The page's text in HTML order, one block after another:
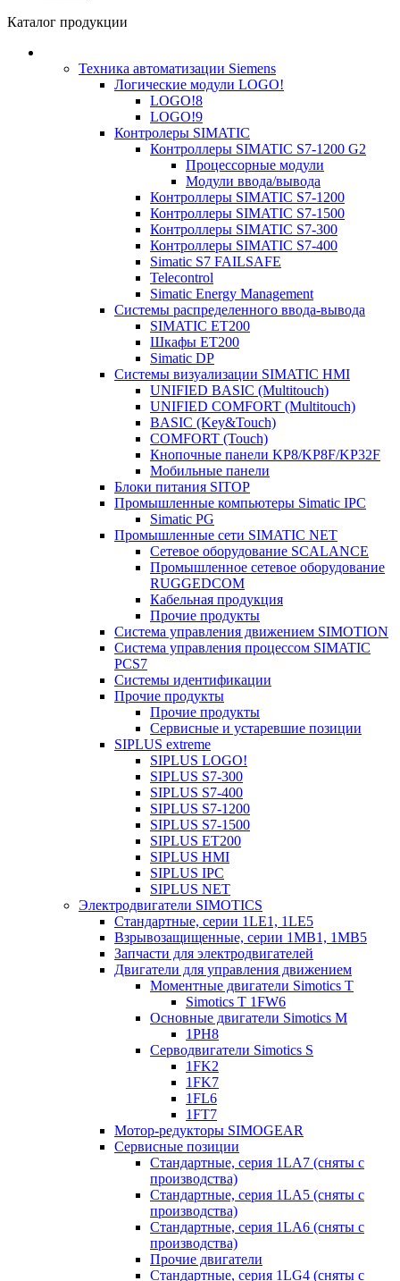
Каталог продукции
Техника автоматизации Siemens
Логические модули LOGO!
LOGO!8
LOGO!9
Контролеры SIMATIC
Контроллеры SIMATIC S7-1200 G2
Процессорные модули
Модули ввода/вывода
Контроллеры SIMATIC S7-1200
Контроллеры SIMATIC S7-1500
Контроллеры SIMATIC S7-300
Контроллеры SIMATIC S7-400
Simatic S7 FAILSAFE
Telecontrol
Simatic Energy Management
Системы распределенного ввода-вывода
SIMATIC ET200
Шкафы ET200
Simatic DP
Системы визуализации SIMATIC HMI
UNIFIED BASIC (Multitouch)
UNIFIED COMFORT (Multitouch)
BASIC (Key&Touch)
COMFORT (Touch)
Кнопочные панели KP8/KP8F/KP32F
Мобильные панели
Блоки питания SITOP
Промышленные компьютеры Simatic IPC
Simatic PG
Промышленные сети SIMATIC NET
Сетевое оборудование SCALANCE
Промышленное сетевое оборудование
RUGGEDCOM
Кабельная продукция
Прочие продукты
Система управления движением SIMOTION
Система управления процессом SIMATIC
PCS7
Системы идентификации
Прочие продукты
Прочие продукты
Сервисные и устаревшие позиции
SIPLUS extreme
SIPLUS LOGO!
SIPLUS S7-300
SIPLUS S7-400
SIPLUS S7-1200
SIPLUS S7-1500
SIPLUS ET200
SIPLUS HMI
SIPLUS IPC
SIPLUS NET
Электродвигатели SIMOTICS
Стандартные, серии 1LE1, 1LE5
Взрывозащищенные, серии 1MB1, 1MB5
Запчасти для электродвигателей
Двигатели для управления движением
Моментные двигатели Simotics T
Simotics T 1FW6
Основные двигатели Simotics M
1PH8
Серводвигатели Simotics S
1FK2
1FK7
1FL6
1FT7
Мотор-редукторы SIMOGEAR
Сервисные позиции
Стандартные, серия 1LA7 (сняты с
производства)
Стандартные, серия 1LA5 (сняты с
производства)
Стандартные, серия 1LA6 (сняты с
производства)
Прочие двигатели
Стандартные, серия 1LG4 (сняты с